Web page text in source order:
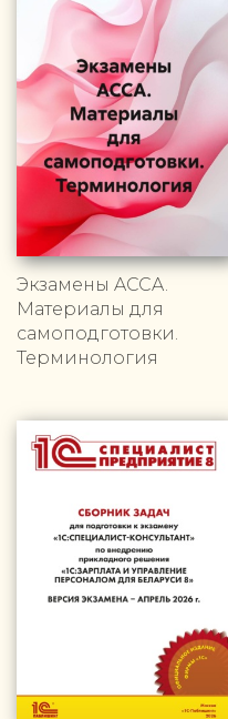
Экзамены ACCA.
Материалы для
самоподготовки.
Терминология